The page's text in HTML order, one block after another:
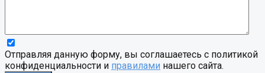
Отправляя данную форму, вы соглашаетесь с политикой
конфиденциальности и правилами нашего сайта.